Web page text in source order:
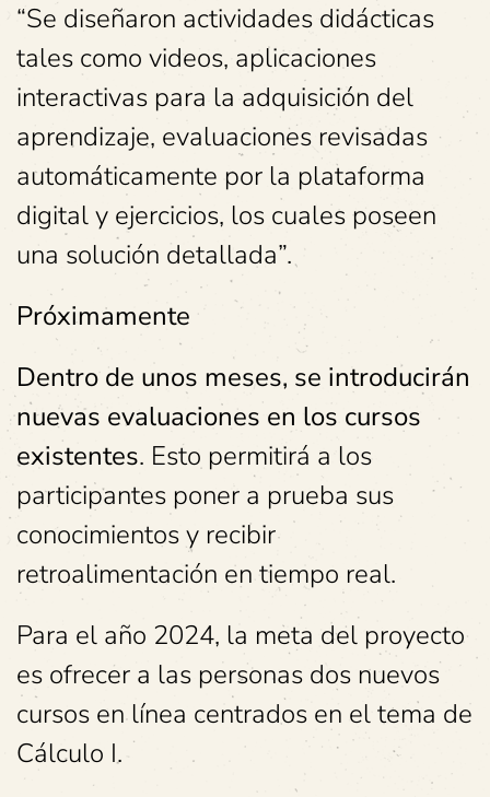
“Se diseñaron actividades didácticas
tales como videos, aplicaciones
interactivas para la adquisición del
aprendizaje, evaluaciones revisadas
automáticamente por la plataforma
digital y ejercicios, los cuales poseen
una solución detallada”.
Próximamente
Dentro de unos meses, se introducirán
nuevas evaluaciones en los cursos
existentes. Esto permitirá a los
participantes poner a prueba sus
conocimientos y recibir
retroalimentación en tiempo real.
Para el año 2024, la meta del proyecto
es ofrecer a las personas dos nuevos
cursos en línea centrados en el tema de
Cálculo I.